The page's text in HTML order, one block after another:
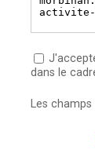
dans le
Les